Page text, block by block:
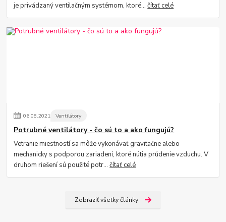
je privádzaný ventilačným systémom, ktoré...čítať celé
06.08.2021 Ventilátory
Potrubné ventilátory - čo sú to a ako fungujú?
Vetranie miestností sa môže vykonávať gravitačne alebo
mechanicky s podporou zariadení, ktoré nútia prúdenie vzduchu. V
druhom riešení sú použité potr...čítať celé
Zobraziť všetky články